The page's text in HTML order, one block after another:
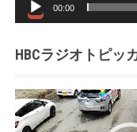
ヤ
00:00
HBCラジオトピッ
動
画